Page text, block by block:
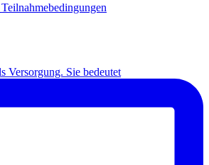
Versorgung. Sie bedeutet